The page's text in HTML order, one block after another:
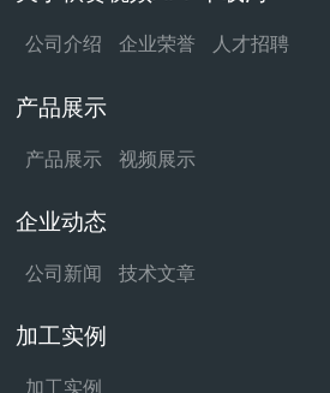
公司介绍 企业荣誉 人才招聘
产品展示
产品展示 视频展示
企业动态
公司新闻 技术文章
加工实例
加工实例